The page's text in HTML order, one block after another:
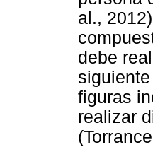
al.,
debe
figuras
realizar